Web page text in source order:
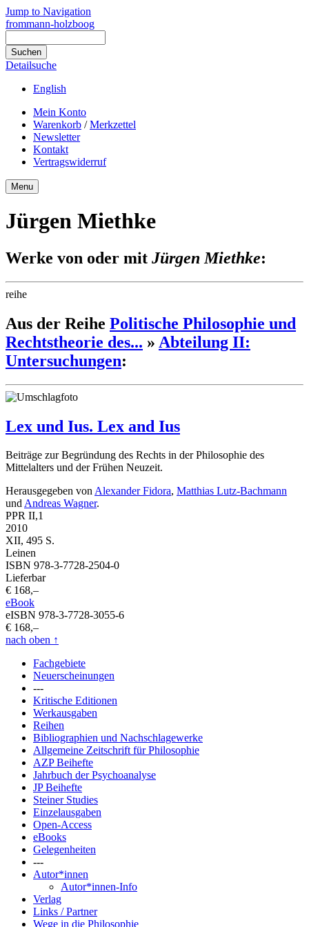
Jump to Navigation
frommann-holzboog
Detailsuche
English
Mein Konto
Warenkorb /Merkzettel
Newsletter
Kontakt
Vertragswiderruf
Menu
Jürgen Miethke
Werke von oder mit Jürgen Miethke:
reihe
Aus der Reihe Politische Philosophie und
Rechtstheorie des... » Abteilung II:
Untersuchungen:
Lex und Ius. Lex and Ius
Beiträge zur Begründung des Rechts in der Philosophie des
Mittelalters und der Frühen Neuzeit.
Herausgegeben vonAlexander Fidora, Matthias Lutz-Bachmann
undAndreas Wagner.
PPR II,1
2010
XII, 495 S.
Leinen
ISBN 978-3-7728-2504-0
Lieferbar
€ 168,–
eBook
eISBN 978-3-7728-3055-6
€ 168,–
nach oben ↑
Fachgebiete
Neuerscheinungen
---
Kritische Editionen
Werkausgaben
Reihen
Bibliographien und Nachschlagewerke
Allgemeine Zeitschrift für Philosophie
AZP Beihefte
Jahrbuch der Psychoanalyse
JP Beihefte
Steiner Studies
Einzelausgaben
Open-Access
eBooks
Gelegenheiten
---
Autor*innen
Autor*innen-Info
Verlag
Links / Partner
Wege in die Philosophie